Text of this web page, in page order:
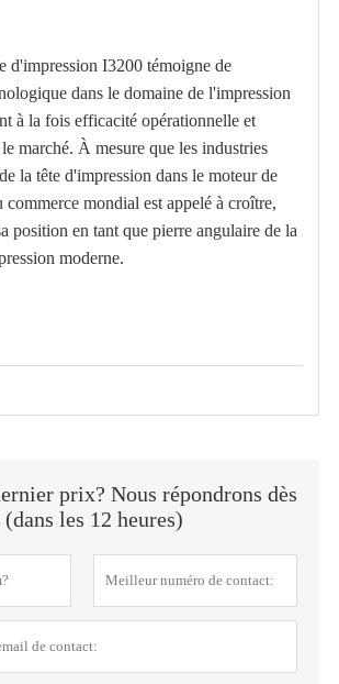
d'impression I3200 témoigne de
dans le domaine de l'impression
à la fois efficacité opérationnelle et
marché. À mesure que les industries
la tête d'impression dans le moteur de
mondial est appelé à croître,
position en tant que pierre angulaire de la
moderne.
prix? Nous répondrons dès
les 12 heures)